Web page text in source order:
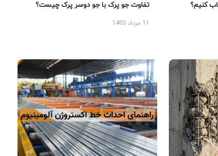
کنیم؟ تفاوت جو پرک با جو دوسر پرک چیست؟